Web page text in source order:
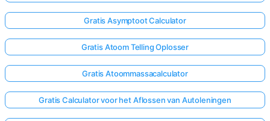
Gratis Asymptoot Calculator
Gratis Atoom Telling Oplosser
Gratis Atoommassacalculator
Gratis Calculator voor het Aflossen van Autoleningen